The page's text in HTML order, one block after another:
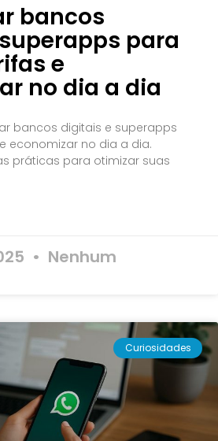
bancos
para
e
no dia a dia
bancos digitais e superapps
economizar no dia a dia.
práticas para otimizar suas
Nenhum
Curiosidades